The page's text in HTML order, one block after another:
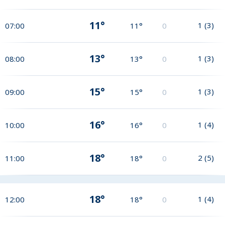
07:00 11° 11° 0 1 (3)
08:00 13° 13° 0 1 (3)
09:00 15° 15° 0 1 (3)
10:00 16° 16° 0 1 (4)
11:00 18° 18° 0 2 (5)
12:00 18° 18° 0 1 (4)